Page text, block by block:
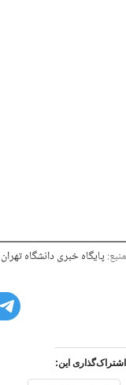
منبع:پایگاه خبری دانشگاه تهران
اشتراک‌گذاری این: